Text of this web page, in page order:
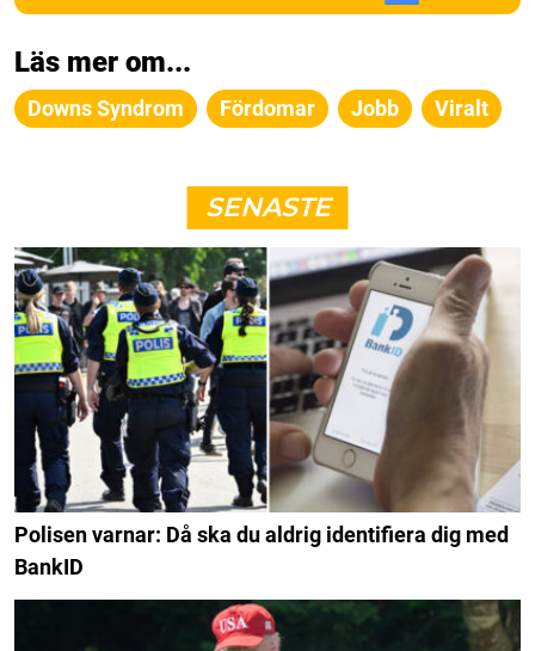
Läs mer om...
Downs Syndrom Fördomar Jobb Viralt
SENASTE
Polisen varnar: Då ska du aldrig identifiera dig med
BankID